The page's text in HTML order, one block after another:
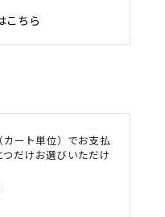
こちら
カート単位）でお支払
つだけお選びいただけ